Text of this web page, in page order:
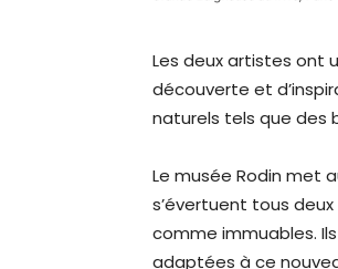
Les deux artistes ont
découverte et
naturels tels que des
Le musée Rodin met
s’évertuent tous
comme immuables.
adaptées à ce